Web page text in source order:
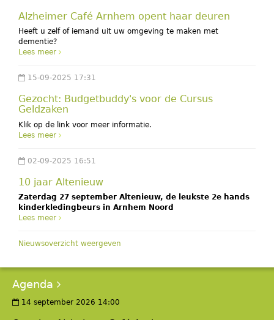
Alzheimer Café Arnhem opent haar deuren
Heeft u zelf of iemand uit uw omgeving te maken met
dementie?
Lees meer
15-09-2025 17:31
Gezocht: Budgetbuddy's voor de Cursus
Geldzaken
Klik op de link voor meer informatie.
Lees meer
02-09-2025 16:51
10 jaar Altenieuw
Zaterdag 27 september Altenieuw, de leukste 2e hands
kinderkledingbeurs in Arnhem Noord
Lees meer
Nieuwsoverzicht weergeven
Agenda
14 september 2026 14:00